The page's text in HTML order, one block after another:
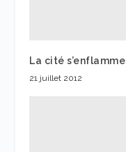
La cité s’enflamme
21 juillet 2012